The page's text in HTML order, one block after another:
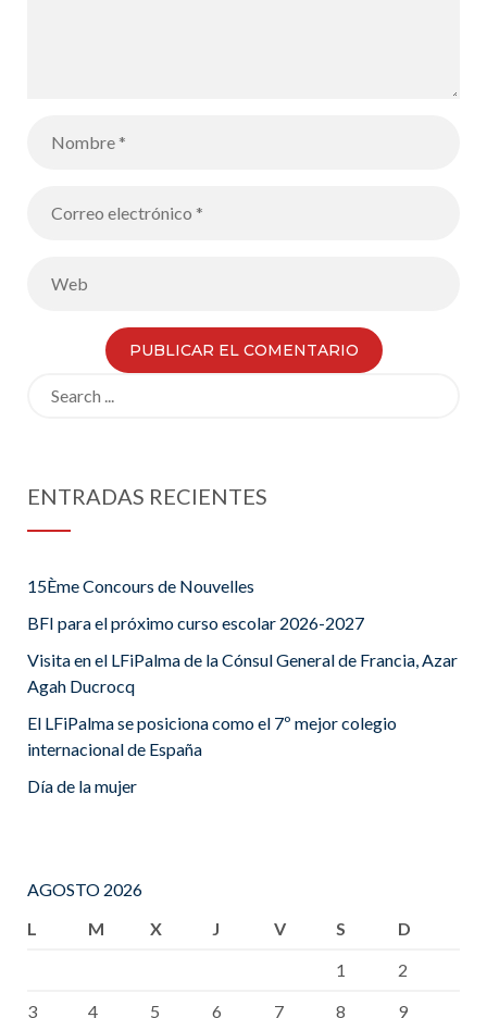
ENTRADAS RECIENTES
15Ème Concours de Nouvelles
BFI para el próximo curso escolar 2026-2027
Visita en el LFiPalma de la Cónsul General de Francia, Azar
Agah Ducrocq
El LFiPalma se posiciona como el 7º mejor colegio
internacional de España
Día de la mujer
AGOSTO 2026
L
M X J V S
D
1
2
3
4 5 6 7 8 9